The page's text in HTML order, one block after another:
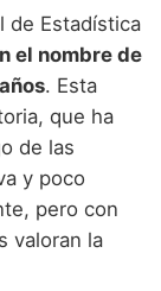
por N
O
P
Q
R
S
de Estadística
el nombre de
. Esta
que ha
de las
y poco
pero con
valoran la